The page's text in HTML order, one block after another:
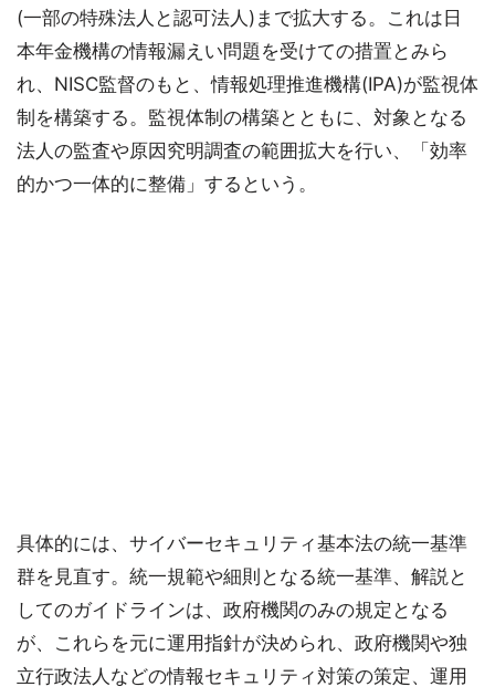
(一部の特殊法人と認可法人)まで拡大する。これは日
本年金機構の情報漏えい問題を受けての措置とみら
れ、NISC監督のもと、情報処理推進機構(IPA)が監視体
制を構築する。監視体制の構築とともに、対象となる
法人の監査や原因究明調査の範囲拡大を行い、「効率
的かつ一体的に整備」するという。
具体的には、サイバーセキュリティ基本法の統一基準
群を見直す。統一規範や細則となる統一基準、解説と
してのガイドラインは、政府機関のみの規定となる
が、これらを元に運用指針が決められ、政府機関や独
立行政法人などの情報セキュリティ対策の策定、運用